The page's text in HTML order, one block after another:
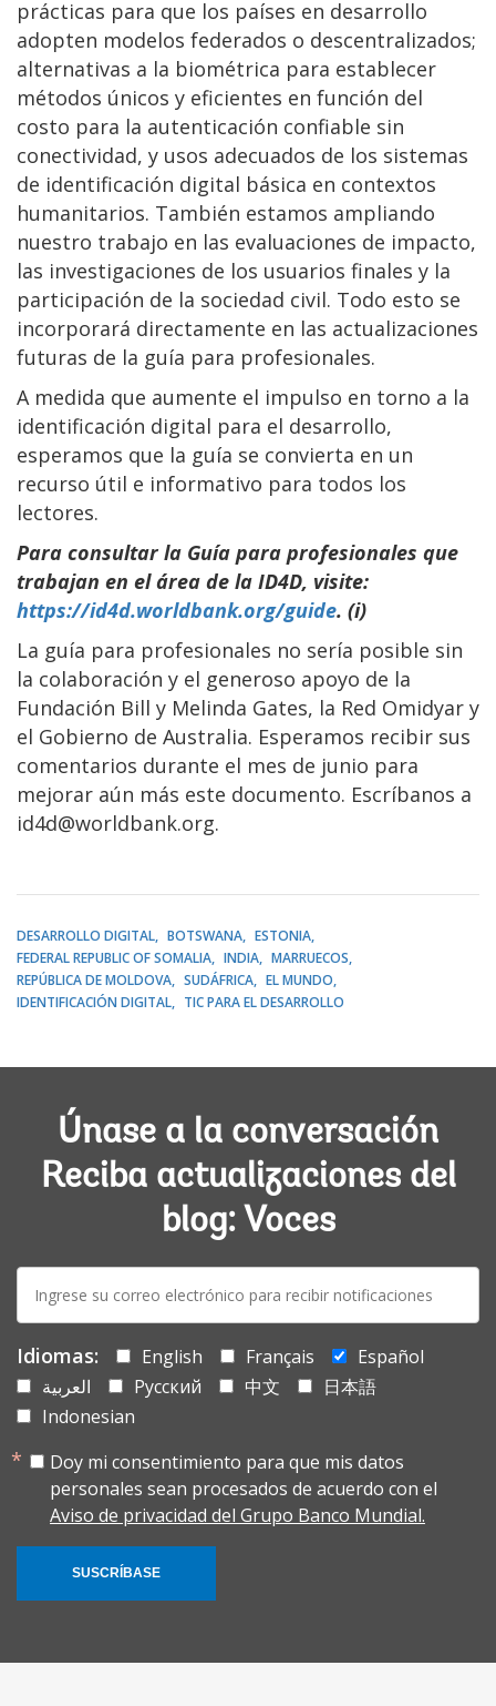
prácticas para que los países en desarrollo
adopten modelos federados o descentralizados;
alternativas a la biométrica para establecer
métodos únicos y eficientes en función del
costo para la autenticación confiable sin
conectividad, y usos adecuados de los sistemas
de identificación digital básica en contextos
humanitarios. También estamos ampliando
nuestro trabajo en las evaluaciones de impacto,
las investigaciones de los usuarios finales y la
participación de la sociedad civil. Todo esto se
incorporará directamente en las actualizaciones
futuras de la guía para profesionales.
A medida que aumente el impulso en torno a la
identificación digital para el desarrollo,
esperamos que la guía se convierta en un
recurso útil e informativo para todos los
lectores.
Para consultar la Guía para profesionales que
trabajan en el área de la ID4D, visite:
https://id4d.worldbank.org/guide. (i)
La guía para profesionales no sería posible sin
la colaboración y el generoso apoyo de la
Fundación Bill y Melinda Gates, la Red Omidyar y
el Gobierno de Australia. Esperamos recibir sus
comentarios durante el mes de junio para
mejorar aún más este documento. Escríbanos a
id4d@worldbank.org.
DESARROLLO DIGITAL BOTSWANA
ESTONIA
FEDERAL REPUBLIC OF SOMALIA
INDIA
MARRUECOS
REPÚBLICA DE MOLDOVA
SUDÁFRICA
EL MUNDO
IDENTIFICACIÓN DIGITAL
TIC PARA EL DESARROLLO
Únase a la conversación
Reciba actualizaciones del
blog: Voces
E-
mail:
Idiomas: English Français
Español
العربية
Русский 中文
日本語
Indonesian
Doy mi consentimiento para que mis datos
personales sean procesados de acuerdo con el
Aviso de privacidad del Grupo Banco Mundial.
SUSCRÍBASE